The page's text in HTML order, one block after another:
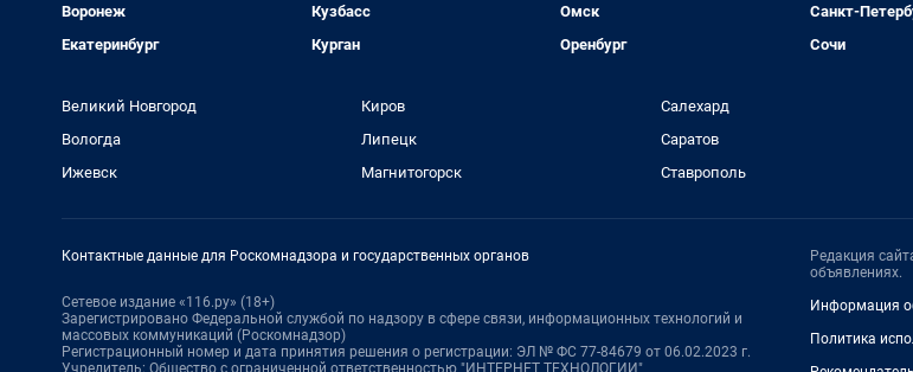
Воронеж
Екатеринбург
Кузбасс
Курган
Омск
Оренбург
Санкт-
Сочи
Великий Новгород
Вологда
Ижевск
Киров
Липецк
Магнитогорск
Салехард
Саратов
Ставрополь
Контактные данные для Роскомнадзора и государственных органов
Сетевое издание «116.ру» (18+)
Зарегистрировано Федеральной службой по надзору в сфере связи, информационных технологий и
массовых коммуникаций (Роскомнадзор)
Регистрационный номер и дата принятия решения о регистрации: ЭЛ № ФС 77-84679 от 06.02.2023 г.
Учредитель: Общество с ограниченной ответственностью "ИНТЕРНЕТ ТЕХНОЛОГИИ"
Редакция
объявлениях.
Информация
Политика